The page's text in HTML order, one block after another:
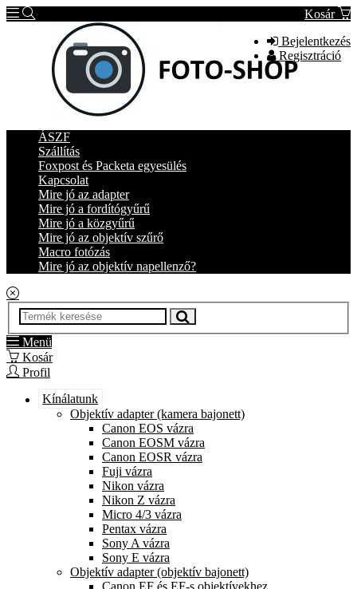
Kosár
Bejelentkezés
Regisztráció
ÁSZF
Szállítás
Foxpost és Packeta egyesülés
Kapcsolat
Mire jó az adapter
Mire jó a fordítógyűrű
Mire jó a közgyűrű
Mire jó az objektív szűrő
Macro fotózás
Mire jó az objektív napellenző?
Menü
Kosár
Profil
Kínálatunk
Objektív adapter (kamera bajonett)
Canon EOS vázra
Canon EOSM vázra
Canon EOSR vázra
Fuji vázra
Nikon vázra
Nikon Z vázra
Micro 4/3 vázra
Pentax vázra
Sony A vázra
Sony E vázra
Objektív adapter (objektív bajonett)
Canon EF és EF-s objektívekhez